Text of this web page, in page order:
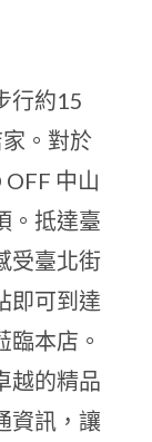
行約15
。對於
中山
。抵達臺
受臺北街
即可到達
臨本店。
越的精品
資訊，讓